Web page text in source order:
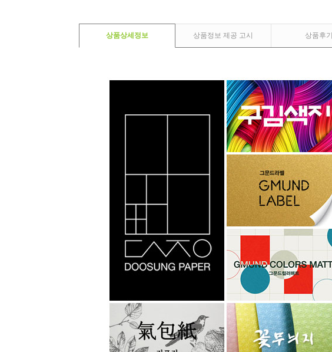
상품상세정보 상품정보 제공 고시 상품후기